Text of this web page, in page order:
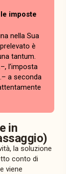
imposte
nella Sua
è
tantum.
l’imposta
a seconda
in
la soluzione
conto di
viene